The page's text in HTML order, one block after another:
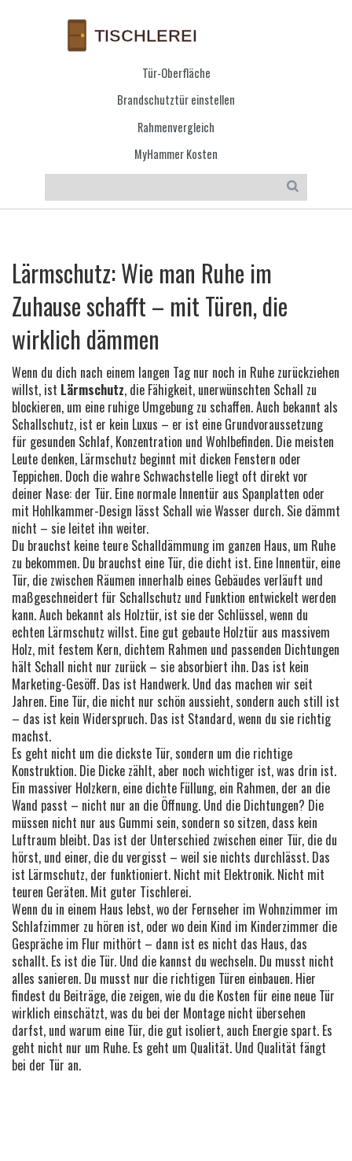
Tür-Oberfläche
Brandschutztür einstellen
Rahmenvergleich
MyHammer Kosten
Lärmschutz: Wie man Ruhe im
Zuhause schafft – mit Türen, die
wirklich dämmen
Wenn du dich nach einem langen Tag nur noch in Ruhe zurückziehen
willst, ist Lärmschutz, die Fähigkeit, unerwünschten Schall zu
blockieren, um eine ruhige Umgebung zu schaffen. Auch bekannt als
Schallschutz, ist er kein Luxus – er ist eine Grundvoraussetzung
für gesunden Schlaf, Konzentration und Wohlbefinden. Die meisten
Leute denken, Lärmschutz beginnt mit dicken Fenstern oder
Teppichen. Doch die wahre Schwachstelle liegt oft direkt vor
deiner Nase: der Tür. Eine normale Innentür aus Spanplatten oder
mit Hohlkammer-Design lässt Schall wie Wasser durch. Sie dämmt
nicht – sie leitet ihn weiter.
Du brauchst keine teure Schalldämmung im ganzen Haus, um Ruhe
zu bekommen. Du brauchst eine Tür, die dicht ist. Eine Innentür, eine
Tür, die zwischen Räumen innerhalb eines Gebäudes verläuft und
maßgeschneidert für Schallschutz und Funktion entwickelt werden
kann. Auch bekannt als Holztür, ist sie der Schlüssel, wenn du
echten Lärmschutz willst. Eine gut gebaute Holztür aus massivem
Holz, mit festem Kern, dichtem Rahmen und passenden Dichtungen
hält Schall nicht nur zurück – sie absorbiert ihn. Das ist kein
Marketing-Gesöff. Das ist Handwerk. Und das machen wir seit
Jahren. Eine Tür, die nicht nur schön aussieht, sondern auch still ist
– das ist kein Widerspruch. Das ist Standard, wenn du sie richtig
machst.
Es geht nicht um die dickste Tür, sondern um die richtige
Konstruktion. Die Dicke zählt, aber noch wichtiger ist, was drin ist.
Ein massiver Holzkern, eine dichte Füllung, ein Rahmen, der an die
Wand passt – nicht nur an die Öffnung. Und die Dichtungen? Die
müssen nicht nur aus Gummi sein, sondern so sitzen, dass kein
Luftraum bleibt. Das ist der Unterschied zwischen einer Tür, die du
hörst, und einer, die du vergisst – weil sie nichts durchlässt. Das
ist Lärmschutz, der funktioniert. Nicht mit Elektronik. Nicht mit
teuren Geräten. Mit guter Tischlerei.
Wenn du in einem Haus lebst, wo der Fernseher im Wohnzimmer im
Schlafzimmer zu hören ist, oder wo dein Kind im Kinderzimmer die
Gespräche im Flur mithört – dann ist es nicht das Haus, das
schallt. Es ist die Tür. Und die kannst du wechseln. Du musst nicht
alles sanieren. Du musst nur die richtigen Türen einbauen. Hier
findest du Beiträge, die zeigen, wie du die Kosten für eine neue Tür
wirklich einschätzt, was du bei der Montage nicht übersehen
darfst, und warum eine Tür, die gut isoliert, auch Energie spart. Es
geht nicht nur um Ruhe. Es geht um Qualität. Und Qualität fängt
bei der Tür an.